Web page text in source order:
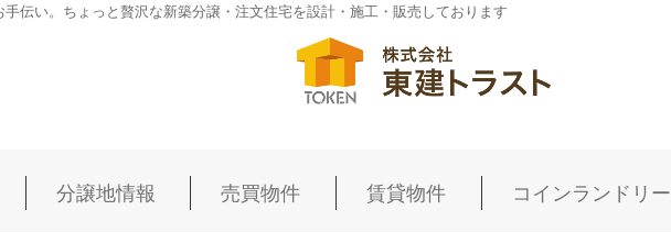
伝い。ちょっと贅沢な新築分譲・注文住宅を設計・施工・販売しております
分譲地情報 売買物件 賃貸物件 コインランドリー